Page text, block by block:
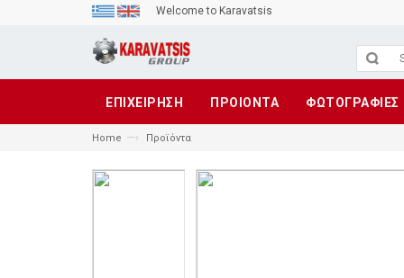
Welcome to Karavatsis
ΕΠΙΧΕΙΡΗΣΗ ΠΡΟΙΟΝΤΑ ΦΩΤΟΓΡΑΦΙΕΣ
Home —› Προϊόντα